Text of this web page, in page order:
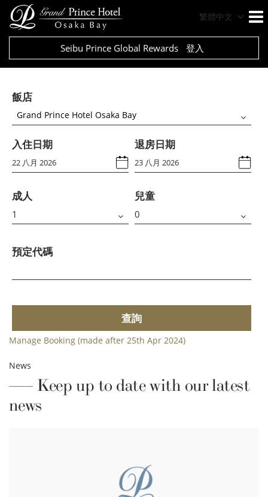
繁體中文
Seibu Prince Global Rewards 登入
飯店
Grand Prince Hotel Osaka Bay
入住日期 退房日期
成人 兒童
預定代碼
查詢
Manage Booking (made after 25th Apr 2024)
News
Keep up to date with our latest
news